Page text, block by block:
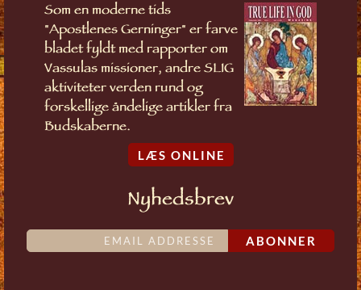
Som en moderne tids
"Apostlenes Gerninger" er farve
bladet fyldt med rapporter om
Vassulas missioner, andre SLIG
aktiviteter verden rund og
forskellige åndelige artikler fra
Budskaberne.
LÆS ONLINE
Nyhedsbrev
ABONNER